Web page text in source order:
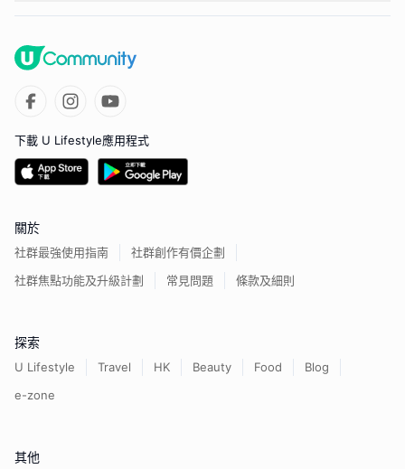
下載 U Lifestyle應用程式
關於
社群最強使用指南
社群創作有價企劃
社群焦點功能及升級計劃
常見問題 條款及細則
探索
U Lifestyle Travel HK Beauty Food
Blog
e-zone
其他